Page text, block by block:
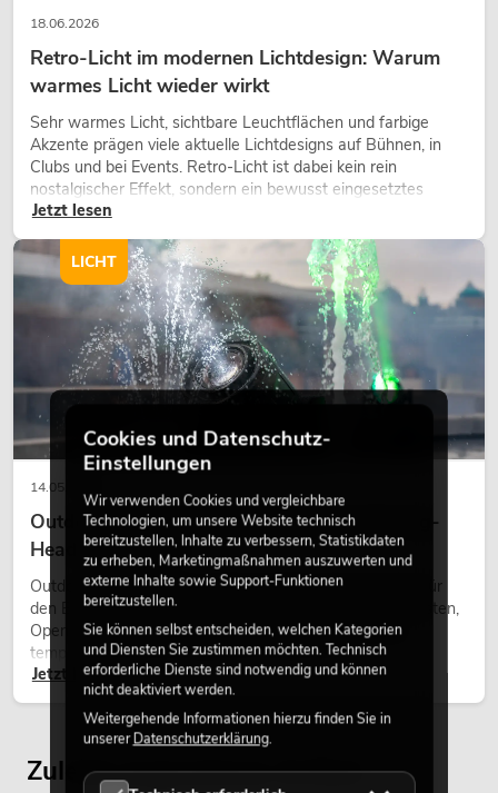
18.06.2026
Retro-Licht im modernen Lichtdesign: Warum
warmes Licht wieder wirkt
Sehr warmes Licht, sichtbare Leuchtflächen und farbige
Akzente prägen viele aktuelle Lichtdesigns auf Bühnen, in
Clubs und bei Events. Retro-Licht ist dabei kein rein
nostalgischer Effekt, sondern ein bewusst eingesetztes
Gestaltungsmittel: Es schafft Atmosphäre, gibt Szenen
wirken lassen.
Jetzt lesen
14.05.2026
Outdoor Moving-Heads: Wetterfeste Moving-
Heads bei Events
Outdoor Moving-Heads sind bewegliche Scheinwerfer für
den Einsatz im Freien. Sie werden bei Festivals, Stadtfesten,
Open-Air-Konzerten, Architekturinszenierungen und
temporären Außeninstallationen eingesetzt.
Jetzt lesen
LICHT
Zuletzt angesehene Artikel
Cookies und Datenschutz-
Einstellungen
Wir verwenden Cookies und vergleichbare
Technologien, um unsere Website technisch
bereitzustellen, Inhalte zu verbessern, Statistikdaten
zu erheben, Marketingmaßnahmen auszuwerten und
externe Inhalte sowie Support-Funktionen
bereitzustellen.
Sie können selbst entscheiden, welchen Kategorien
und Diensten Sie zustimmen möchten. Technisch
erforderliche Dienste sind notwendig und können
nicht deaktiviert werden.
Weitergehende Informationen hierzu finden Sie in
unsererDatenschutzerklärung.